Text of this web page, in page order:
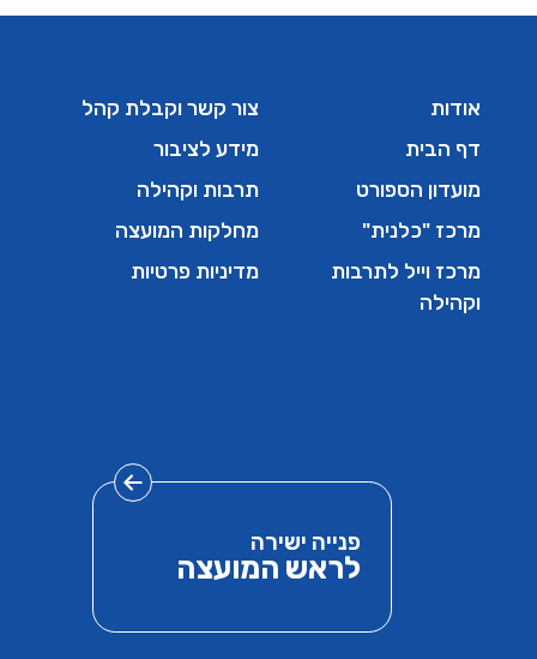
אודות
דף הבית
מועדון הספורט
מרכז "כלנית"
מרכז וייל לתרבות
וקהילה
צור קשר וקבלת קהל
מידע לציבור
תרבות וקהילה
מחלקות המועצה
מדיניות פרטיות
פנייה ישירה
לראש המועצה